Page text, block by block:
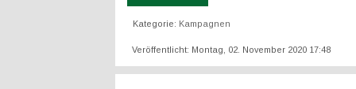
Kategorie: Kampagnen
Veröffentlicht: Montag, 02. November 2020 17:48